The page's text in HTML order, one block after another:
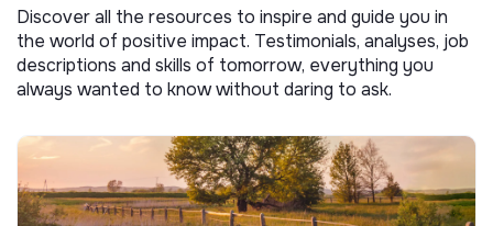
Discover all the resources to inspire and guide you in
the world of positive impact. Testimonials, analyses, job
descriptions and skills of tomorrow, everything you
always wanted to know without daring to ask.